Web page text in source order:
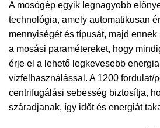
A mosógép egyik legnagyobb
technológia, amely automatikusan
mennyiségét és típusát, majd
a mosási paramétereket, hogy
érje el a lehető legkevesebb
vízfelhasználással. A 1200 fordulat/
centrifugálási sebesség biztosítja,
száradjanak, így időt és energiát